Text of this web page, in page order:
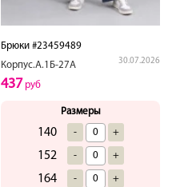
Брюки #23459489
Корпус.А.1Б-27А
30.07.2026
437 руб
Размеры
140 - +
152 - +
164 - +